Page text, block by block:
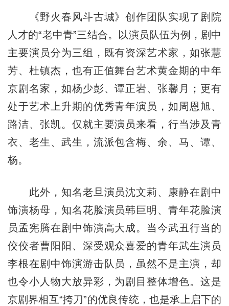
《野火春风斗古城》创作团队实现了剧院
人才的“老中青”三结合。以演员队伍为例，剧中
主要演员分为三组，既有资深艺术家，如张慧
芳、杜镇杰，也有正值舞台艺术黄金期的中年
京剧名家，如杨少彭、谭正岩、张馨月；更有
处于艺术上升期的优秀青年演员，如周恩旭、
路洁、张凯。仅就主要演员来看，行当涉及青
衣、老生、武生，流派包含梅、余、马、谭、
杨。
此外，知名老旦演员沈文莉、康静在剧中
饰演杨母，知名花脸演员韩巨明、青年花脸演
员孟宪腾在剧中饰演高大成。当今武丑行当的
佼佼者曹阳阳、深受观众喜爱的青年武生演员
李根在剧中饰演游击队员，虽然不是主演，却
也令小人物大放异彩，为剧目整体增色。这是
京剧界相互“挎刀”的优良传统，也是承上启下的